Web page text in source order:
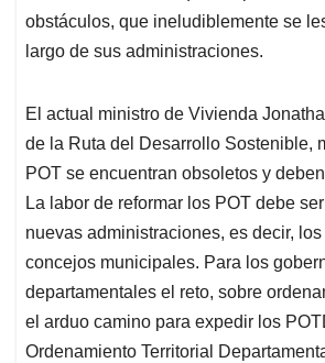
obstáculos, que ineludiblemente se
largo de sus administraciones.
El actual ministro de Vivienda
de la Ruta del Desarrollo Sostenible,
POT se encuentran obsoletos y
La labor de reformar los POT debe
nuevas administraciones, es decir,
concejos municipales. Para los
departamentales el reto, sobre
el arduo camino para expedir los
Ordenamiento Territorial